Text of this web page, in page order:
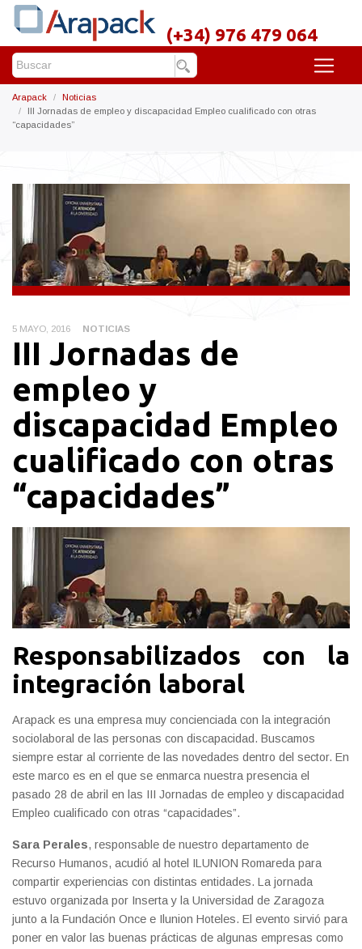
(+34) 976 479 064
Arapack
Noticias
III Jornadas de empleo y discapacidad Empleo cualificado con otras
“capacidades”
5 MAYO, 2016 NOTICIAS
III Jornadas de
empleo y
discapacidad Empleo
cualificado con otras
“capacidades”
Responsabilizados con la
integración laboral
Arapack es una empresa muy concienciada con la integración
sociolaboral de las personas con discapacidad. Buscamos
siempre estar al corriente de las novedades dentro del sector. En
este marco es en el que se enmarca nuestra presencia el
pasado 28 de abril en las III Jornadas de empleo y discapacidad
Empleo cualificado con otras “capacidades”.
Sara Perales, responsable de nuestro departamento de
Recurso Humanos, acudió al hotel ILUNION Romareda para
compartir experiencias con distintas entidades. La jornada
estuvo organizada por Inserta y la Universidad de Zaragoza
junto a la Fundación Once e Ilunion Hoteles. El evento sirvió para
poner en valor las buenas prácticas de algunas empresas como